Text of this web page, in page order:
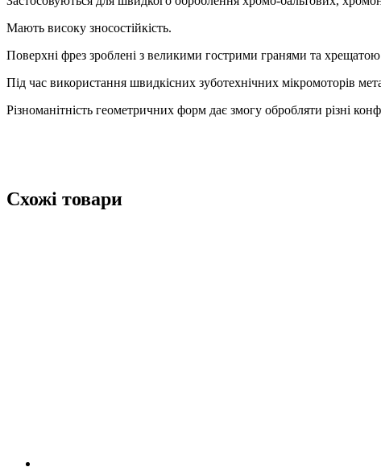
Мають високу зносостійкість.
Поверхні фрез зроблені з великими гострими гранями та
Під час використання швидкісних зуботехнічних мікромоторів
Різноманітність геометричних форм дає змогу обробляти різні
Схожі товари